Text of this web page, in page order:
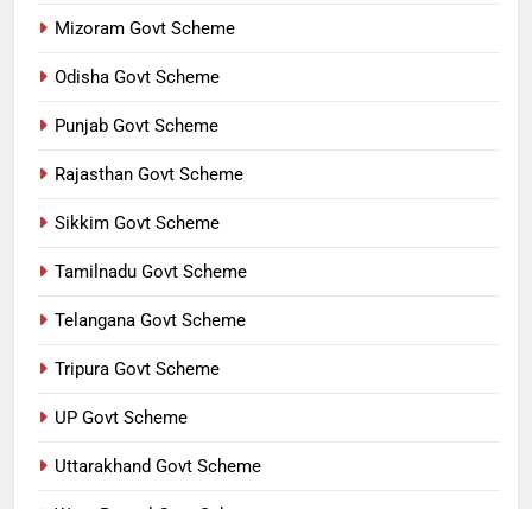
Mizoram Govt Scheme
Odisha Govt Scheme
Punjab Govt Scheme
Rajasthan Govt Scheme
Sikkim Govt Scheme
Tamilnadu Govt Scheme
Telangana Govt Scheme
Tripura Govt Scheme
UP Govt Scheme
Uttarakhand Govt Scheme